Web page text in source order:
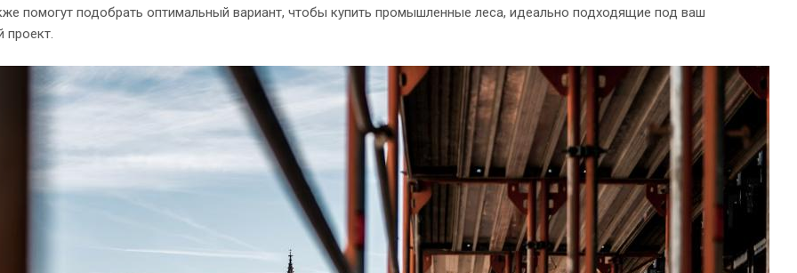
помогут подобрать оптимальный вариант, чтобы купить промышленные леса, идеально подходящие под ваш
проект.